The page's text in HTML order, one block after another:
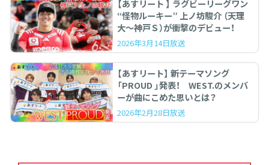
【あすリート 】 ラグビーリーグワン
“怪物ルーキー” 上ノ坊駿介 （天理
大〜神戸Ｓ）が衝撃のデビュー！
2026年3月14日放送
【あすリート】 新テーマソング
「PROUD 」発表！ WEST.のメンバ
ーが曲にこめた思いとは？
2026年2月28日放送